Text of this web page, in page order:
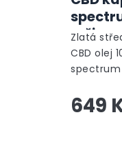
režim
649
Zlatá
CBD olej
spectrum
stravy,
pomůže.